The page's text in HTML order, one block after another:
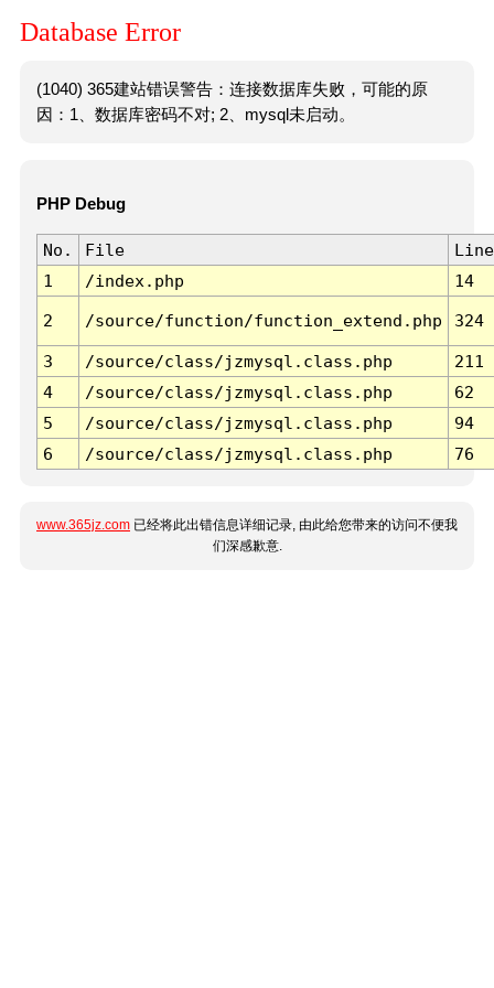
Database Error
(1040) 365建站错误警告：连接数据库失败，可能的原
因：1、数据库密码不对; 2、mysql未启动。
PHP Debug
No. File
Line
1
/index.php 14
2 /source/function/function_extend.php 324
3 /source/class/jzmysql.class.php
211
4
/source/class/jzmysql.class.php
62
5
/source/class/jzmysql.class.php
94
6
/source/class/jzmysql.class.php 76
www.365jz.com 已经将此出错信息详细记录, 由此给您带来的访问不便我
们深感歉意.